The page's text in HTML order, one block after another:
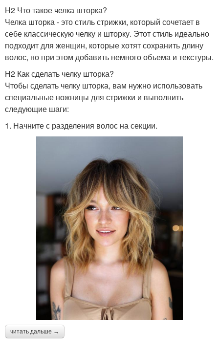
H2 Что такое челка шторка?
Челка шторка - это стиль стрижки, который сочетает в
себе классическую челку и шторку. Этот стиль идеально
подходит для женщин, которые хотят сохранить длину
волос, но при этом добавить немного объема и текстуры.
H2 Как сделать челку шторка?
Чтобы сделать челку шторка, вам нужно использовать
специальные ножницы для стрижки и выполнить
следующие шаги:
1. Начните с разделения волос на секции.
читать дальше →